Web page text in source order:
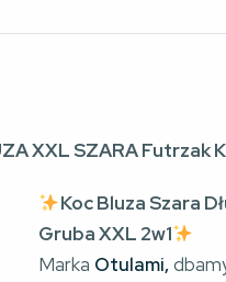
XXL SZARA Futrzak
Koc Bluza Szara
Gruba XXL 2w1
Marka Otulami,